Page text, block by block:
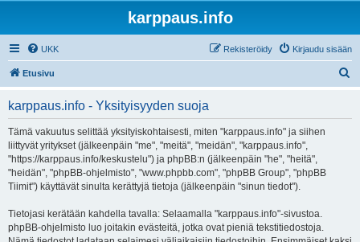
karppaus.info
UKK Kirjaudu sisään
Rekisteröidy
Etusivu
karppaus.info - Yksityisyyden suoja
Tämä vakuutus selittää yksityiskohtaisesti, miten "karppaus.info" ja siihen
liittyvät yritykset (jälkeenpäin "me", "meitä", "meidän", "karppaus.info",
"https://karppaus.info/keskustelu") ja phpBB:n (jälkeenpäin "he", "heitä",
"heidän", "phpBB-ohjelmisto", "www.phpbb.com", "phpBB Group", "phpBB
Tiimit") käyttävät sinulta kerättyjä tietoja (jälkeenpäin "sinun tiedot").
Tietojasi kerätään kahdella tavalla: Selaamalla "karppaus.info"-sivustoa.
phpBB-ohjelmisto luo joitakin evästeitä, jotka ovat pieniä tekstitiedostoja.